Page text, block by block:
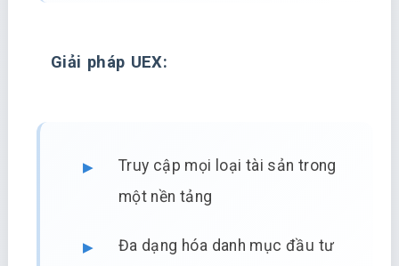
Giải pháp UEX:
Truy cập mọi loại tài sản trong
một nền tảng
Đa dạng hóa danh mục đầu tư